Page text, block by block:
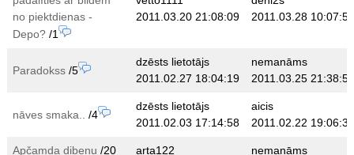
no piektdienas -
Depo?/1
2011.03.20 21:08:09
2011.03.28 10:07:58
Paradokss/5
dzēsts lietotājs
2011.02.27 18:04:19
nemanāms
2011.03.25 21:38:58
nāves smaka.. /4
dzēsts lietotājs
2011.02.03 17:14:58
aicis
2011.02.22 19:06:30
Apčamda dibenu /20
arta122
nemanāms